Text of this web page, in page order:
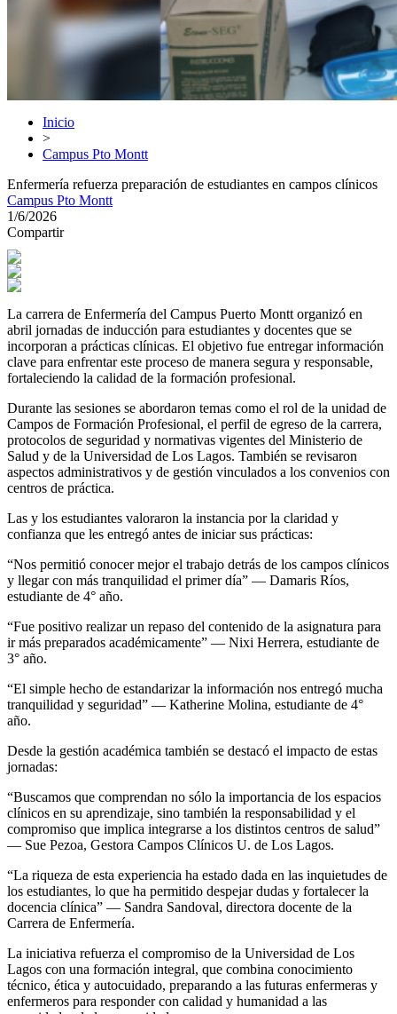
Inicio
>
Campus Pto Montt
Enfermería refuerza preparación de estudiantes en campos clínicos
Campus Pto Montt
1/6/2026
Compartir
La carrera de Enfermería del Campus Puerto Montt organizó en
abril jornadas de inducción para estudiantes y docentes que se
incorporan a prácticas clínicas. El objetivo fue entregar información
clave para enfrentar este proceso de manera segura y responsable,
fortaleciendo la calidad de la formación profesional.
Durante las sesiones se abordaron temas como el rol de la unidad de
Campos de Formación Profesional, el perfil de egreso de la carrera,
protocolos de seguridad y normativas vigentes del Ministerio de
Salud y de la Universidad de Los Lagos. También se revisaron
aspectos administrativos y de gestión vinculados a los convenios con
centros de práctica.
Las y los estudiantes valoraron la instancia por la claridad y
confianza que les entregó antes de iniciar sus prácticas:
“Nos permitió conocer mejor el trabajo detrás de los campos clínicos
y llegar con más tranquilidad el primer día” — Damaris Ríos,
estudiante de 4° año.
“Fue positivo realizar un repaso del contenido de la asignatura para
ir más preparados académicamente” — Nixi Herrera, estudiante de
3° año.
“El simple hecho de estandarizar la información nos entregó mucha
tranquilidad y seguridad” — Katherine Molina, estudiante de 4°
año.
Desde la gestión académica también se destacó el impacto de estas
jornadas:
“Buscamos que comprendan no sólo la importancia de los espacios
clínicos en su aprendizaje, sino también la responsabilidad y el
compromiso que implica integrarse a los distintos centros de salud”
— Sue Pezoa, Gestora Campos Clínicos U. de Los Lagos.
“La riqueza de esta experiencia ha estado dada en las inquietudes de
los estudiantes, lo que ha permitido despejar dudas y fortalecer la
docencia clínica” — Sandra Sandoval, directora docente de la
Carrera de Enfermería.
La iniciativa refuerza el compromiso de la Universidad de Los
Lagos con una formación integral, que combina conocimiento
técnico, ética y autocuidado, preparando a las futuras enfermeras y
enfermeros para responder con calidad y humanidad a las